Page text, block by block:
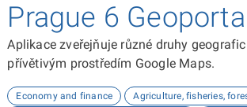
Prague 6 Geoportal
Aplikace zveřejňuje různé druhy
přívětivým prostředím Google Maps.
Economy and finance Agriculture, fisheries,